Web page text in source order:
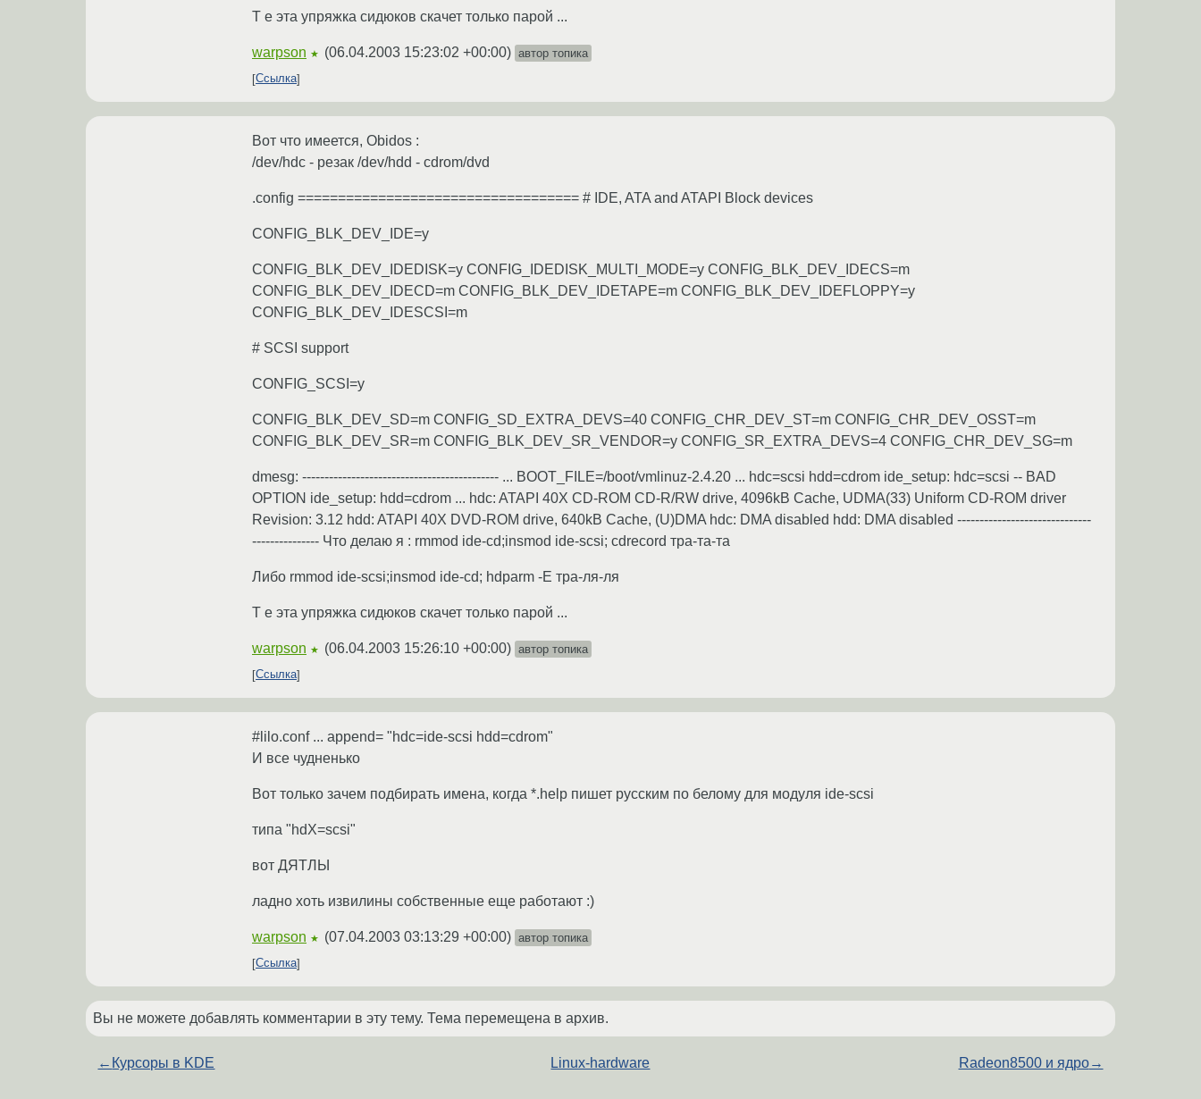
Т е эта упряжка сидюков скачет только парой ...
warpson ★ (06.04.2003 15:23:02 +00:00) автор топика
Ссылка
Вот что имеется, Obidos :
/dev/hdc - резак /dev/hdd - cdrom/dvd
.config =================================== # IDE, ATA and ATAPI Block devices
CONFIG_BLK_DEV_IDE=y
CONFIG_BLK_DEV_IDEDISK=y CONFIG_IDEDISK_MULTI_MODE=y CONFIG_BLK_DEV_IDECS=m
CONFIG_BLK_DEV_IDECD=m CONFIG_BLK_DEV_IDETAPE=m CONFIG_BLK_DEV_IDEFLOPPY=y
CONFIG_BLK_DEV_IDESCSI=m
# SCSI support
CONFIG_SCSI=y
CONFIG_BLK_DEV_SD=m CONFIG_SD_EXTRA_DEVS=40 CONFIG_CHR_DEV_ST=m CONFIG_CHR_DEV_OSST=m
CONFIG_BLK_DEV_SR=m CONFIG_BLK_DEV_SR_VENDOR=y CONFIG_SR_EXTRA_DEVS=4 CONFIG_CHR_DEV_SG=m
dmesg: -------------------------------------------- ... BOOT_FILE=/boot/vmlinuz-2.4.20 ... hdc=scsi hdd=cdrom ide_setup: hdc=scsi -- BAD
OPTION ide_setup: hdd=cdrom ... hdc: ATAPI 40X CD-ROM CD-R/RW drive, 4096kB Cache, UDMA(33) Uniform CD-ROM driver
Revision: 3.12 hdd: ATAPI 40X DVD-ROM drive, 640kB Cache, (U)DMA hdc: DMA disabled hdd: DMA disabled ------------------------------
--------------- Что делаю я : rmmod ide-cd;insmod ide-scsi; cdrecord тра-та-та
Либо rmmod ide-scsi;insmod ide-cd; hdparm -E тра-ля-ля
Т е эта упряжка сидюков скачет только парой ...
warpson ★ (06.04.2003 15:26:10 +00:00) автор топика
Ссылка
#lilo.conf ... append= "hdc=ide-scsi hdd=cdrom"
И все чудненько
Вот только зачем подбирать имена, когда *.help пишет русским по белому для модуля ide-scsi
типа "hdX=scsi"
вот ДЯТЛЫ
ладно хоть извилины собственные еще работают :)
warpson ★ (07.04.2003 03:13:29 +00:00) автор топика
Ссылка
Вы не можете добавлять комментарии в эту тему. Тема перемещена в архив.
← Курсоры в KDE Linux-hardware Radeon8500 и ядро→